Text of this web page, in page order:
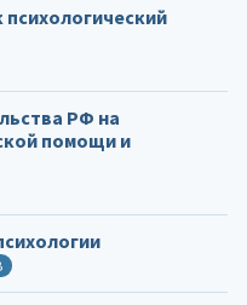
РФ на
помощи и